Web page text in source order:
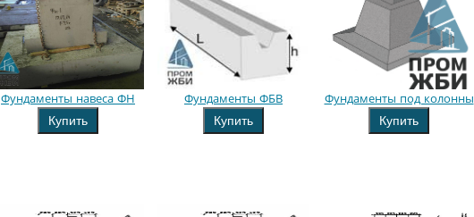
Фундаменты навеса ФН
Купить
Фундаменты ФБВ
Купить
Фундаменты под колонны
Купить